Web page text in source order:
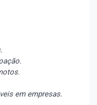
em empresas.